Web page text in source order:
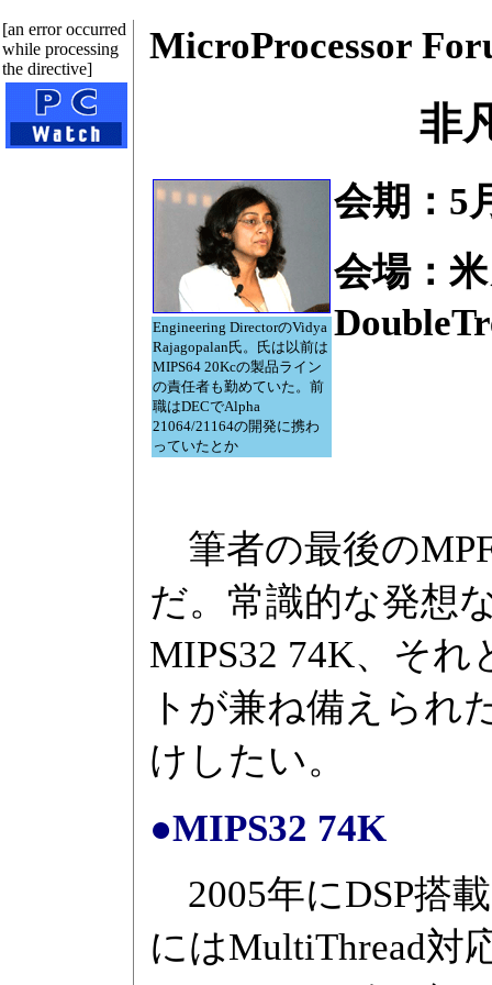
[an error occurred
while processing
the directive]
MicroProcessor
非
Engineering DirectorのVidya
Rajagopalan氏。氏は以前は
MIPS64 20Kcの製品ライン
の責任者も勤めていた。前
職はDECでAlpha
21064/21164の開発に携わ
っていたとか
会期：5
会場：
筆者の最後の
だ。常識的な発想
MIPS32 74K、そ
トが兼ね備えられ
けしたい。
●MIPS32 74K
2005年にDSP搭
にはMultiThread対